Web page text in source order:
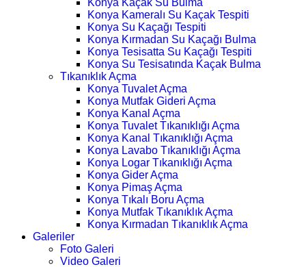
Konya Kaçak Su Bulma
Konya Kameralı Su Kaçak Tespiti
Konya Su Kaçağı Tespiti
Konya Kırmadan Su Kaçağı Bulma
Konya Tesisatta Su Kaçağı Tespiti
Konya Su Tesisatında Kaçak Bulma
Tıkanıklık Açma
Konya Tuvalet Açma
Konya Mutfak Gideri Açma
Konya Kanal Açma
Konya Tuvalet Tıkanıklığı Açma
Konya Kanal Tıkanıklığı Açma
Konya Lavabo Tıkanıklığı Açma
Konya Logar Tıkanıklığı Açma
Konya Gider Açma
Konya Pimaş Açma
Konya Tıkalı Boru Açma
Konya Mutfak Tıkanıklık Açma
Konya Kırmadan Tıkanıklık Açma
Galeriler
Foto Galeri
Video Galeri